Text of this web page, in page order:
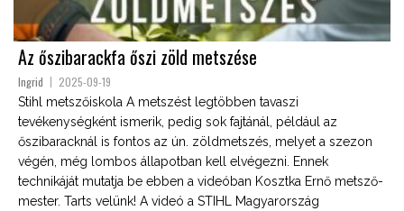
Az őszibarackfa őszi zöld metszése
Ingrid 2025-09-19
Stihl metszőiskola A metszést legtöbben tavaszi
tevékenységként ismerik, pedig sok fajtánál, például az
őszibaracknál is fontos az ún. zöldmetszés, melyet a szezon
végén, még lombos állapotban kell elvégezni. Ennek
technikáját mutatja be ebben a videóban Kosztka Ernő metsző-
mester. Tarts velünk! A videó a STIHL Magyarország